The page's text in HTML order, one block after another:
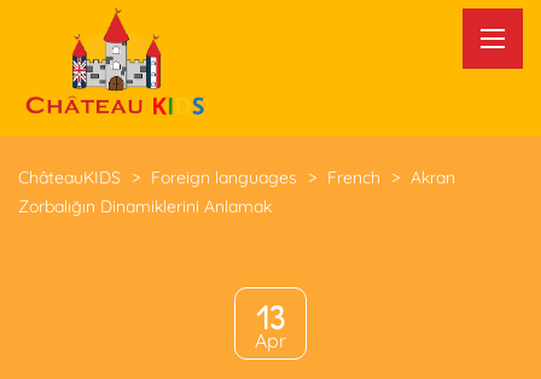
ChâteauKIDS > Foreign languages > French > Akran
Zorbalığın Dinamiklerini Anlamak
13
Apr